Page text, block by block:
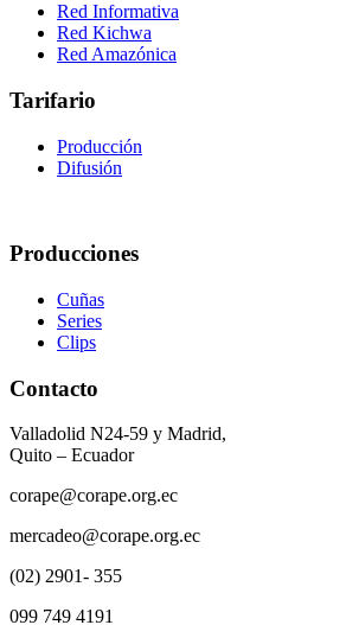
Red Informativa
Red Kichwa
Red Amazónica
Tarifario
Producción
Difusión
Producciones
Cuñas
Series
Clips
Contacto
Valladolid N24-59 y Madrid,
Quito – Ecuador
corape@corape.org.ec
mercadeo@corape.org.ec
(02) 2901- 355
099 749 4191